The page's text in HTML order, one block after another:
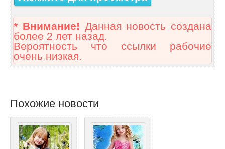
* Внимание! Данная новость создана
более 2 лет назад.
Вероятность что ссылки рабочие
очень низкая.
Похожие новости